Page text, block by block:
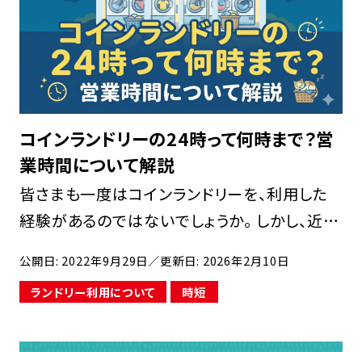
コインランドリーの24時って何時まで？営
業時間について解説
皆さまも一度はコインランドリーを、利用した
経験があるのではないでしょうか。 しかし、近く
まっていたといった経験はありませんか？ また
入店すると閉店時間の数分前で、洗濯をしても
公開日: 2022年9月29日／更新日: 2026年2月10日
ランドリー利用について
時短